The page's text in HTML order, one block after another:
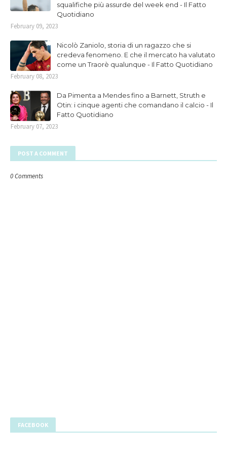
squalifiche più assurde del week end - Il Fatto
Quotidiano
February 09, 2023
Nicolò Zaniolo, storia di un ragazzo che si
credeva fenomeno. E che il mercato ha valutato
come un Traorè qualunque - Il Fatto Quotidiano
February 08, 2023
Da Pimenta a Mendes fino a Barnett, Struth e
Otin: i cinque agenti che comandano il calcio - Il
Fatto Quotidiano
February 07, 2023
POST A COMMENT
0 Comments
FACEBOOK